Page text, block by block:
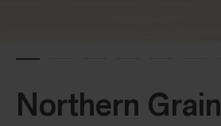
Northern Grain